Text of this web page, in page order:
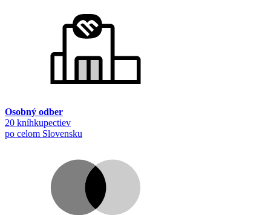
Osobný odber
20 kníhkupectiev
po celom Slovensku